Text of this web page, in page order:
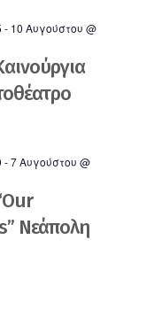
- 10 Αυγούστου @
-7 Αυγούστου @
Νεάπολη